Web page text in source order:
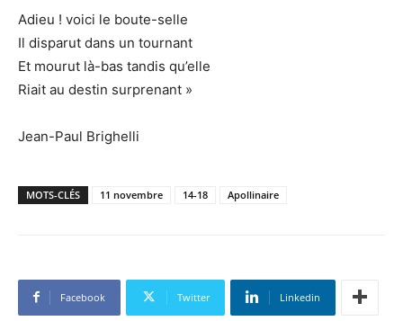
Adieu ! voici le boute-selle
Il disparut dans un tournant
Et mourut là-bas tandis qu’elle
Riait au destin surprenant »
Jean-Paul Brighelli
MOTS-CLÉS 11 novembre 14-18 Apollinaire
Facebook Twitter Linkedin